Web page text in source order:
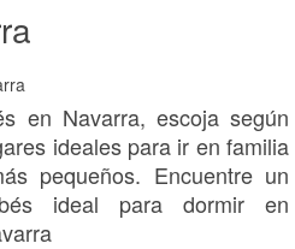
en Navarra, escoja según
ideales para ir en familia
pequeños. Encuentre un
ideal para dormir en